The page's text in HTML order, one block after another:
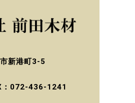
新港町3-5
072-436-1241